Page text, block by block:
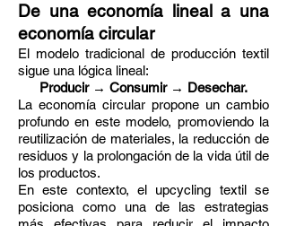
De una economía lineal a una
economía circular
El modelo tradicional de producción textil
sigue una lógica lineal:
Producir → Consumir → Desechar.
La economía circular propone un cambio
profundo en este modelo, promoviendo la
reutilización de materiales, la reducción de
residuos y la prolongación de la vida útil de
los productos.
En este contexto, el upcycling textil se
posiciona como una de las estrategias